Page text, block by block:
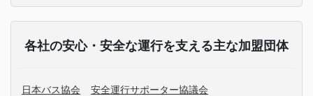
各社の安心・安全な運行を支える主な加盟団体
日本バス協会 安全運行サポーター協議会